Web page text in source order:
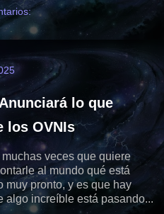
lo que
los OVNIs
veces que quiere
al mundo qué está
muy pronto, y es que hay
algo increíble está pasando...